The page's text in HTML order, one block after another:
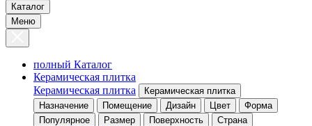
Каталог
Меню
полный Каталог
Керамическая плитка
Керамическая плитка
Керамическая плитка
Назначение
Помещение Дизайн Цвет
Форма
Популярное
Размер Поверхность Страна